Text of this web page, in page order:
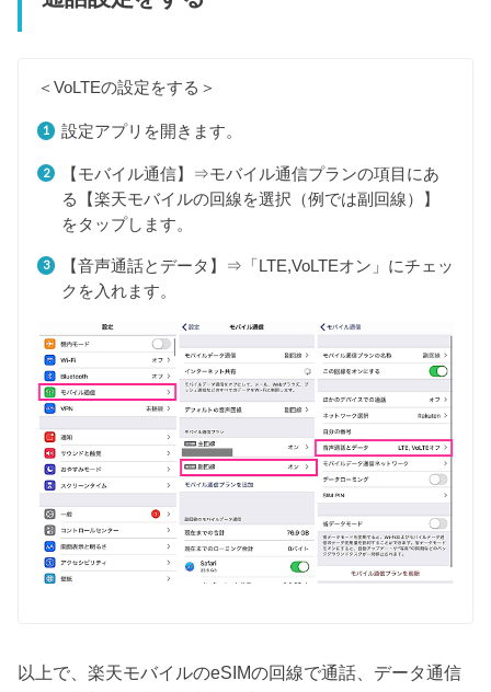
＜VoLTEの設定をする＞
設定アプリを開きます。
【モバイル通信】⇒モバイル通信プランの項目にあ
る【楽天モバイルの回線を選択（例では副回線）】
をタップします。
【音声通話とデータ】⇒「LTE,VoLTEオン」にチェッ
クを入れます。
以上で、楽天モバイルのeSIMの回線で通話、データ通信